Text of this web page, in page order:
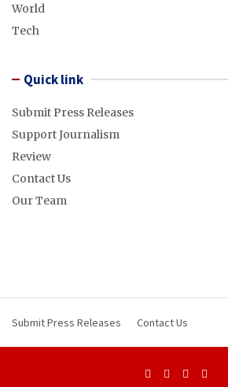
World
Tech
Quick link
Submit Press Releases
Support Journalism
Review
Contact Us
Our Team
Submit Press Releases Contact Us